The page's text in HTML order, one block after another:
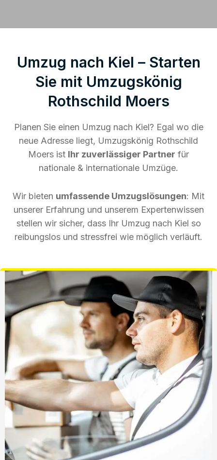
Umzug nach Kiel – Starten
Sie mit Umzugskönig
Rothschild Moers
Planen Sie einen Umzug nach Kiel? Egal wo die
neue Adresse liegt, Umzugskönig Rothschild
Moers ist Ihr zuverlässiger Partner für
nationale & internationale Umzüge.
Wir bieten umfassende Umzugslösungen: Mit
unserer Erfahrung und unserem Expertenwissen
stellen wir sicher, dass Ihr Umzug nach Kiel so
reibungslos und stressfrei wie möglich verläuft.